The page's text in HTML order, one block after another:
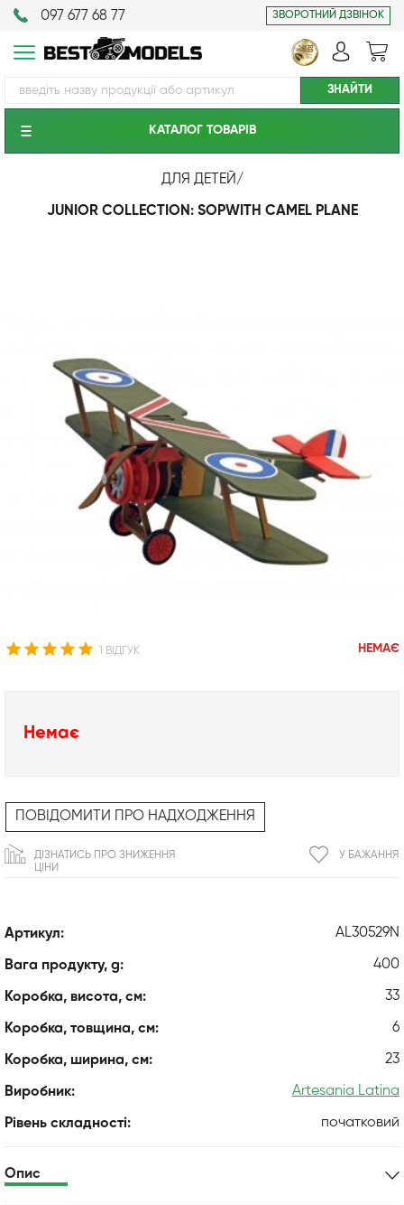
097 677 68 77 ЗВОРОТНИЙ ДЗВІНОК
КАТАЛОГ ТОВАРIВ
ДЛЯ ДЕТЕЙ/
JUNIOR COLLECTION: SOPWITH CAMEL PLANE
1 ВІДГУК НЕМАЄ
Артикул: AL30529N
Вага продукту, g: 400
Коробка, висота, см: 33
Коробка, товщина, см: 6
Коробка, ширина, см: 23
Виробник: Artesania Latina
Рівень складності: початковий
Немає
ПОВІДОМИТИ ПРО НАДХОДЖЕННЯ
У БАЖАННЯ
ДІЗНАТИСЬ ПРО ЗНИЖЕННЯ
ЦІНИ
Опис